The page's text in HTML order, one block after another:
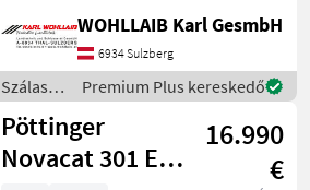
Pull Anhängung -
Schwadleitbleche -
Gelenkwelle -
Zentralschmierung - E
WOHLLAIB Karl GesmbH
6934 Sulzberg
Szálastakarmány
betakarítók
/
Pöttinger
Premium Plus kereskedő
Pöttinger
Novacat 301 ED
16.990
€